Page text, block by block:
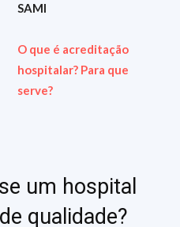
SAMI
O que é acreditação
hospitalar? Para que
serve?
um hospital
qualidade?